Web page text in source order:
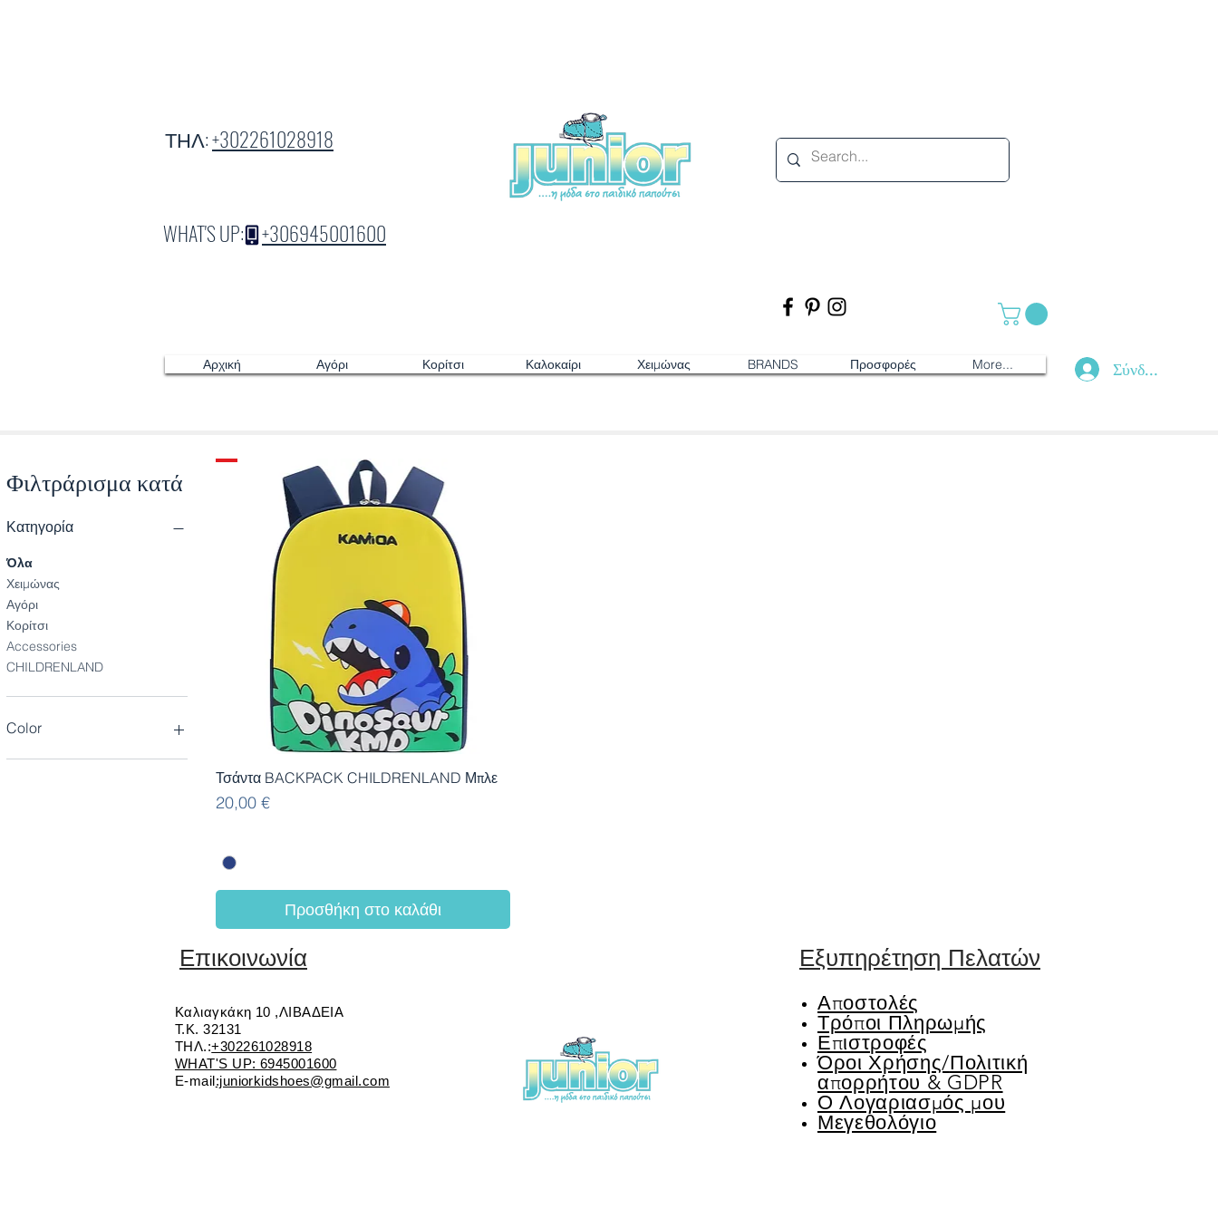
ΤΗΛ:+302261028918
WHAT'S UP:+306945001600
Αρχική Αγόρι Κορίτσι Καλοκαίρι Χειμώνας BRANDS Προσφορές More... Σύνδεση
Φιλτράρισμα κατά
Κατηγορία
Όλα
Χειμώνας
Αγόρι
Κορίτσι
Accessories
CHILDRENLAND
Color
Γρήγορη προβολή
Τσάντα BACKPACK CHILDRENLAND Μπλε
Τιμή
20,00 €
Προσθήκη στο καλάθι
Επικοινωνία
Καλιαγκάκη 10 ,ΛΙΒΑΔΕΙΑ
Τ.Κ. 32131
ΤΗΛ.:+302261028918
WHAT'S UP: 6945001600
E-mail:juniorkidshoes@gmail.com
Εξυπηρέτηση Πελατών
Αποστολές
Τρόποι Πληρωμής
Επιστροφές
Όροι Χρήσης/Πολιτική
απορρήτου & GDPR
Ο Λογαριασμός μου
Μεγεθολόγιο